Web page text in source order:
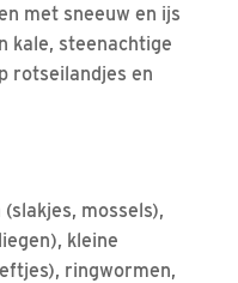
met sneeuw en ijs
kale, steenachtige
rotseilandjes en
mossels),
kleine
ringwormen,